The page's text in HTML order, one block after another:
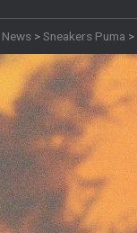
News >Sneakers Puma >